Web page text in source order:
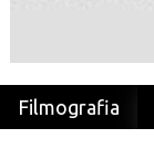
Filmografia